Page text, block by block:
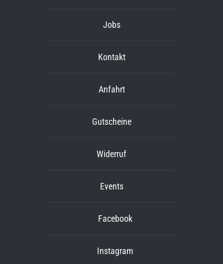
Jobs
Kontakt
Anfahrt
Gutscheine
Widerruf
Events
Facebook
Instagram